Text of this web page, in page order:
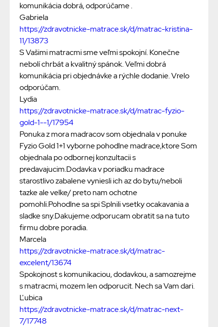
komunikácia dobrá, odporúčame .
Gabriela
https://zdravotnicke-matrace.sk/d/matrac-kristina-
11/13873
S Vašimi matracmi sme veľmi spokojní. Konečne
nebolí chrbát a kvalitný spánok. Veľmi dobrá
komunikácia pri objednávke a rýchle dodanie. Vrelo
odporúčam.
Lydia
https://zdravotnicke-matrace.sk/d/matrac-fyzio-
gold-1--1/17954
Ponuka z mora madracov som objednala v ponuke
Fyzio Gold 1+1 vyborne pohodlne madrace,ktore Som
objednala po odbornej konzultacii s
predavajucim.Dodavka v poriadku madrace
starostlivo zabalene vyniesli ich az do bytu/neboli
tazke ale velke/ preto nam ochotne
pomohli.Pohodlne sa spi Splnili vsetky ocakavania a
sladke sny.Dakujeme.odporucam obratit sa na tuto
firmu dobre poradia.
Marcela
https://zdravotnicke-matrace.sk/d/matrac-
excelent/13674
Spokojnost s komunikaciou, dodavkou, a samozrejme
s matracmi, mozem len odporucit. Nech sa Vam dari.
Ľubica
https://zdravotnicke-matrace.sk/d/matrac-next-
7/17748